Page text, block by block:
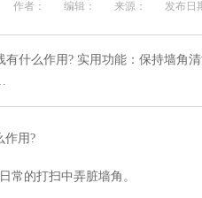
作者： 编辑： 来源： 发布日
有什么作用? 实用功能：保持墙角
作用?
常的打扫中弄脏墙角。